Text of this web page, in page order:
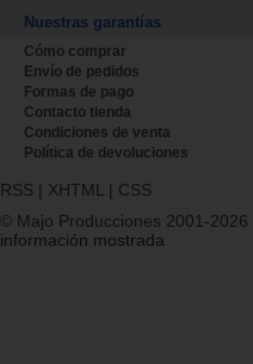
Nuestras garantías
Cómo comprar
Envío de pedidos
Formas de pago
Contacto tienda
Condiciones de venta
Política de devoluciones
RSS | XHTML | CSS
© Majo Producciones 2001-2026
información mostrada